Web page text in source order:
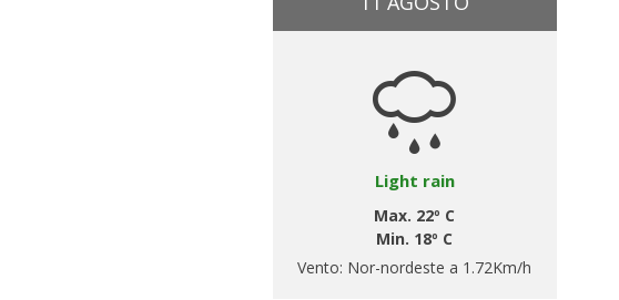
Light rain
Max. 22º C
Min. 18º C
Vento: Nor-nordeste a 1.72Km/h